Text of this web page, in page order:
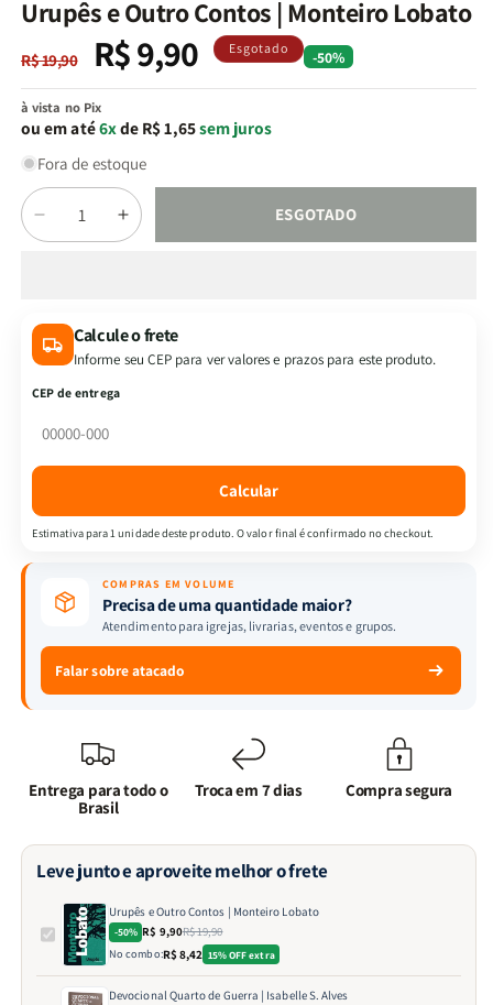
janela
Urupês e Outro Contos | Monteiro Lobato
Preço
normal
R$ 19,90
Preço
promocional
R$ 9,90 Esgotado -50%
à vista no Pix
ou em até6xde R$ 1,65sem juros
Fora de estoque
Quantidade
Diminuir
a
e
Outro
Contos
Monteiro
Aumentar
a
e
Outro
ESGOTADO
Calcule o frete
Informe seu CEP para ver valores e prazos para este produto.
CEP de entrega
Calcular
Estimativa para 1 unidade deste produto. O valor final é confirmado no checkout.
COMPRAS EM VOLUME
Precisa de uma quantidade maior?
Atendimento para igrejas, livrarias, eventos e grupos.
Falar sobre atacado
Entrega para todo o
Brasil
Troca em 7 dias Compra segura
Leve junto e aproveite melhor o frete
Urupês e Outro Contos | Monteiro Lobato
-50% R$ 9,90R$ 19,90
No combo:R$ 8,42 15% OFF extra
Devocional Quarto de Guerra | Isabelle S. Alves